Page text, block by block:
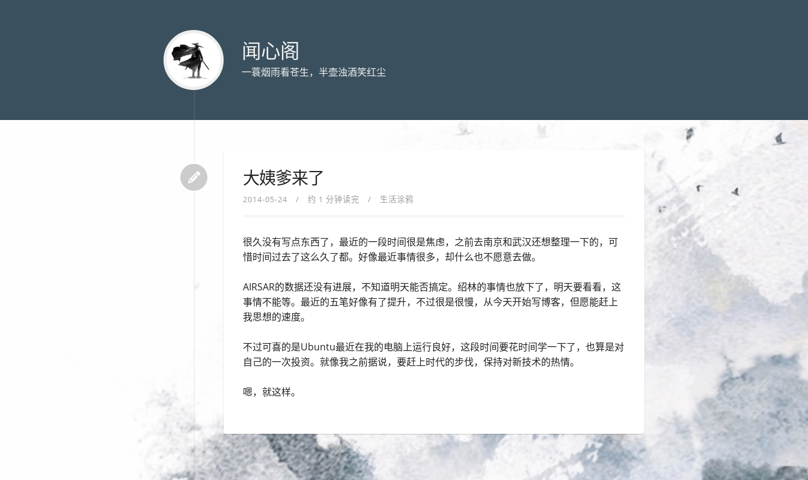
闻心阁
一蓑烟雨看苍生，半壶浊酒笑红尘
大姨爹来了
2014-05-24 约 1 分钟读完 生活涂鸦
很久没有写点东西了，最近的一段时间很是焦虑，之前去南京和武汉还想整理一下的，可
惜时间过去了这么久了都。好像最近事情很多，却什么也不愿意去做。
AIRSAR的数据还没有进展，不知道明天能否搞定。绍林的事情也放下了，明天要看看，这
事情不能等。最近的五笔好像有了提升，不过很是很慢，从今天开始写博客，但愿能赶上
我思想的速度。
不过可喜的是Ubuntu最近在我的电脑上运行良好，这段时间要花时间学一下了，也算是对
自己的一次投资。就像我之前据说，要赶上时代的步伐，保持对新技术的热情。
嗯，就这样。